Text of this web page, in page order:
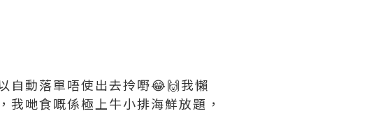
自動落單唔使出去拎嘢😂🙌我懶
哋食嘅係極上牛小排海鮮放題，